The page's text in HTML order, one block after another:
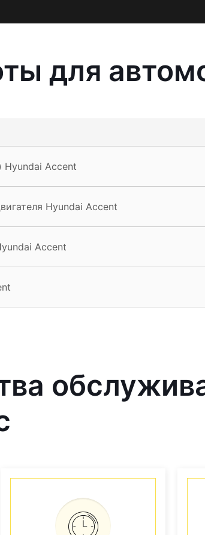
для
Hyundai Accent
Hyundai Accent
Accent